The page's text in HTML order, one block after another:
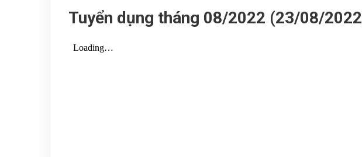
Tuyển dụng tháng 08/2022 (23/08/